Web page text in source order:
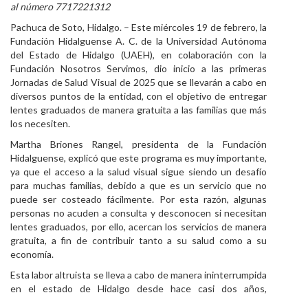
Alumni
Visitantes
al número 7717221312
Pachuca de Soto, Hidalgo. – Este miércoles 19 de febrero, la
Fundación Hidalguense A. C. de la Universidad Autónoma
del Estado de Hidalgo (UAEH), en colaboración con la
Fundación Nosotros Servimos, dio inicio a las primeras
Jornadas de Salud Visual de 2025 que se llevarán a cabo en
diversos puntos de la entidad, con el objetivo de entregar
lentes graduados de manera gratuita a las familias que más
los necesiten.
Martha Briones Rangel, presidenta de la Fundación
Hidalguense, explicó que este programa es muy importante,
ya que el acceso a la salud visual sigue siendo un desafío
para muchas familias, debido a que es un servicio que no
puede ser costeado fácilmente. Por esta razón, algunas
personas no acuden a consulta y desconocen si necesitan
lentes graduados, por ello, acercan los servicios de manera
gratuita, a fin de contribuir tanto a su salud como a su
economía.
Esta labor altruista se lleva a cabo de manera ininterrumpida
en el estado de Hidalgo desde hace casi dos años,